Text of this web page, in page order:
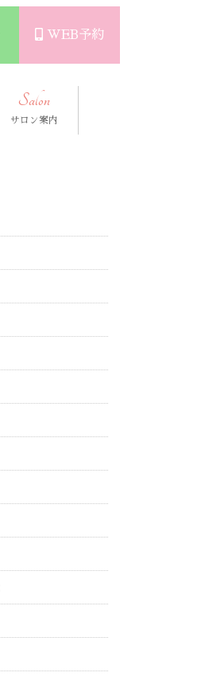
WEB予約
Salon
サロン案内